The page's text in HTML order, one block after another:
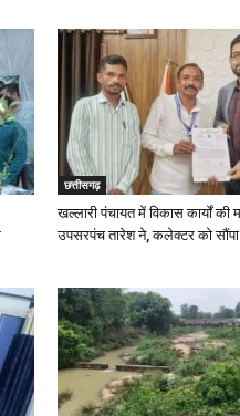
छत्तीसगढ़
खल्लारी पंचायत में विकास कार्यों की
उपसरपंच तारेश ने, कलेक्टर को सौंपा